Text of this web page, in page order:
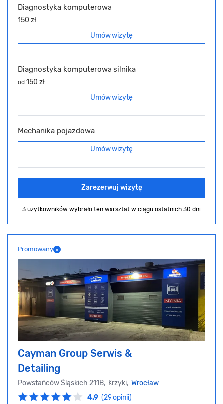
Diagnostyka komputerowa
150 zł
Umów wizytę
Diagnostyka komputerowa silnika
od 150 zł
Umów wizytę
Mechanika pojazdowa
Umów wizytę
Zarezerwuj wizytę
3 użytkowników wybrało ten warsztat w ciągu ostatnich 30 dni
Promowany
Cayman Group Serwis &
Detailing
Powstańców Śląskich 211B, Krzyki, Wrocław
4.9 (29 opinii)